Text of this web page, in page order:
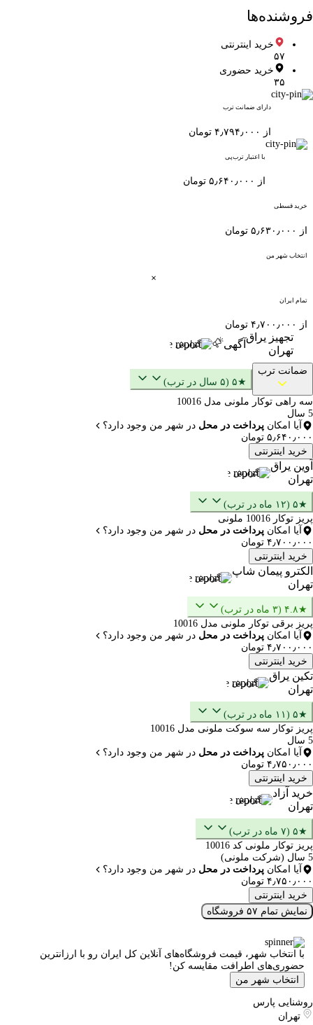
فروشنده‌ها
خرید اینترنتی
۵۷
خرید حضوری
۳۵
دارای ضمانت ترب
از ۴٫۷۹۴٫۰۰۰ تومان
با اعتبار ترب‌پی
از ۵٫۶۴۰٫۰۰۰ تومان
خرید قسطی
از ۵٫۶۳۰٫۰۰۰ تومان
انتخاب شهر من
تمام ایران
از ۴٫۷۰۰٫۰۰۰ تومان
تجهیز یراق
تهران
آگهی گزارش
ضمانت ترب
★۵ (۵ سال در ترب)
سه راهی توکار ملونی مدل 10016
5 سال
آیا امکان پرداخت در محل در شهر من وجود دارد؟
۵٫۶۴۰٫۰۰۰ تومان
خرید اینترنتی
آوین یراق
تهران
گزارش
★۵ (۱۲ ماه در ترب)
پریز توکار 10016 ملونی
آیا امکان پرداخت در محل در شهر من وجود دارد؟
۴٫۷۰۰٫۰۰۰ تومان
خرید اینترنتی
الکترو پیمان شاپ
تهران
گزارش
★۴.۸ (۳ ماه در ترب)
پریز برقی توکار ملونی مدل 10016
آیا امکان پرداخت در محل در شهر من وجود دارد؟
۴٫۷۰۰٫۰۰۰ تومان
خرید اینترنتی
تکین یراق
تهران
گزارش
★۵ (۱۱ ماه در ترب)
پریز توکار سه سوکت ملونی مدل 10016
5 سال
آیا امکان پرداخت در محل در شهر من وجود دارد؟
۴٫۷۵۰٫۰۰۰ تومان
خرید اینترنتی
خرید آزاد
تهران
گزارش
★۵ (۷ ماه در ترب)
پریز توکار ملونی کد 10016
5 سال (شرکت ملونی)
آیا امکان پرداخت در محل در شهر من وجود دارد؟
۴٫۷۵۰٫۰۰۰ تومان
خرید اینترنتی
نمایش تمام ۵۷ فروشگاه
با انتخاب شهر، قیمت فروشگاه‌های آنلاین کل ایران رو با ارزانترین
حضوری‌های اطرافت مقایسه کن!
انتخاب شهر من
روشنایی پارس
تهران